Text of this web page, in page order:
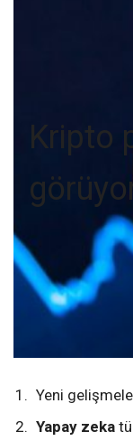
Kripto
Yeni
Yapay zeka